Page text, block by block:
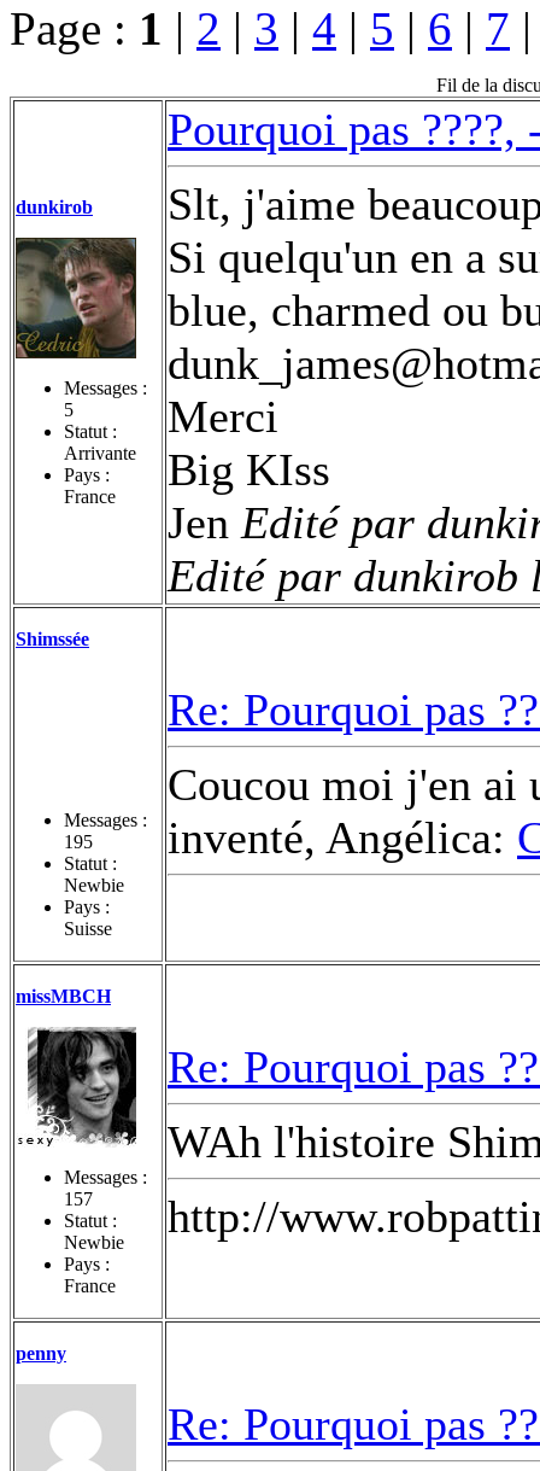
Page : 1 | 2 | 3 | 4 | 5 | 6 | 7
Fil de la
dunkirob
Messages :
5
Statut :
Arrivante
Pays :
France
Pourquoi pas ????,
Slt, j'aime
Si quelqu'un en a
blue, charmed ou
Merci
Big KIss
Jen Edité par
Edité par dunkirob
Shimssée
Messages :
195
Statut :
Newbie
Pays :
Suisse
Re: Pourquoi pas
Coucou moi j'en ai
inventé, Angélica:
missMBCH
Messages :
157
Statut :
Newbie
Pays :
France
Re: Pourquoi pas
WAh l'histoire
http://
penny
Re: Pourquoi pas